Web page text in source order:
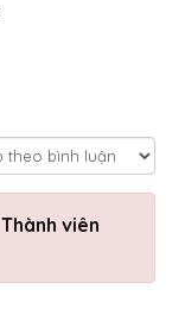
Thành viên